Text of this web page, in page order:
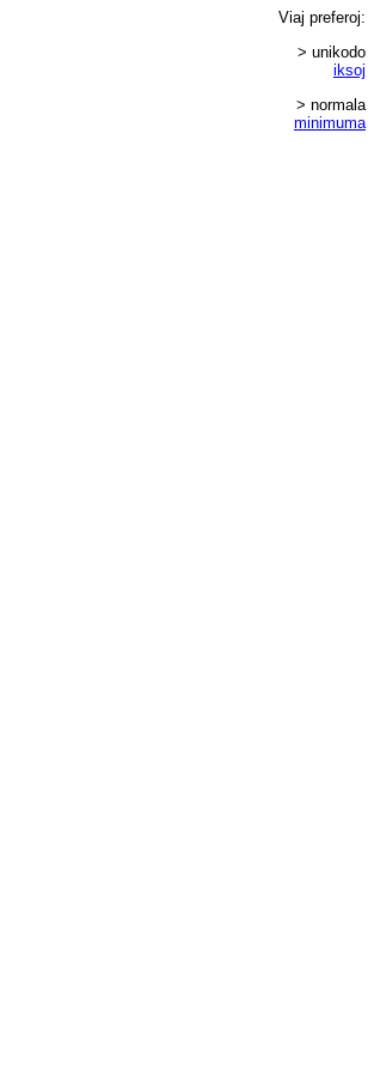
Viaj preferoj:
> unikodo
iksoj
> normala
minimuma